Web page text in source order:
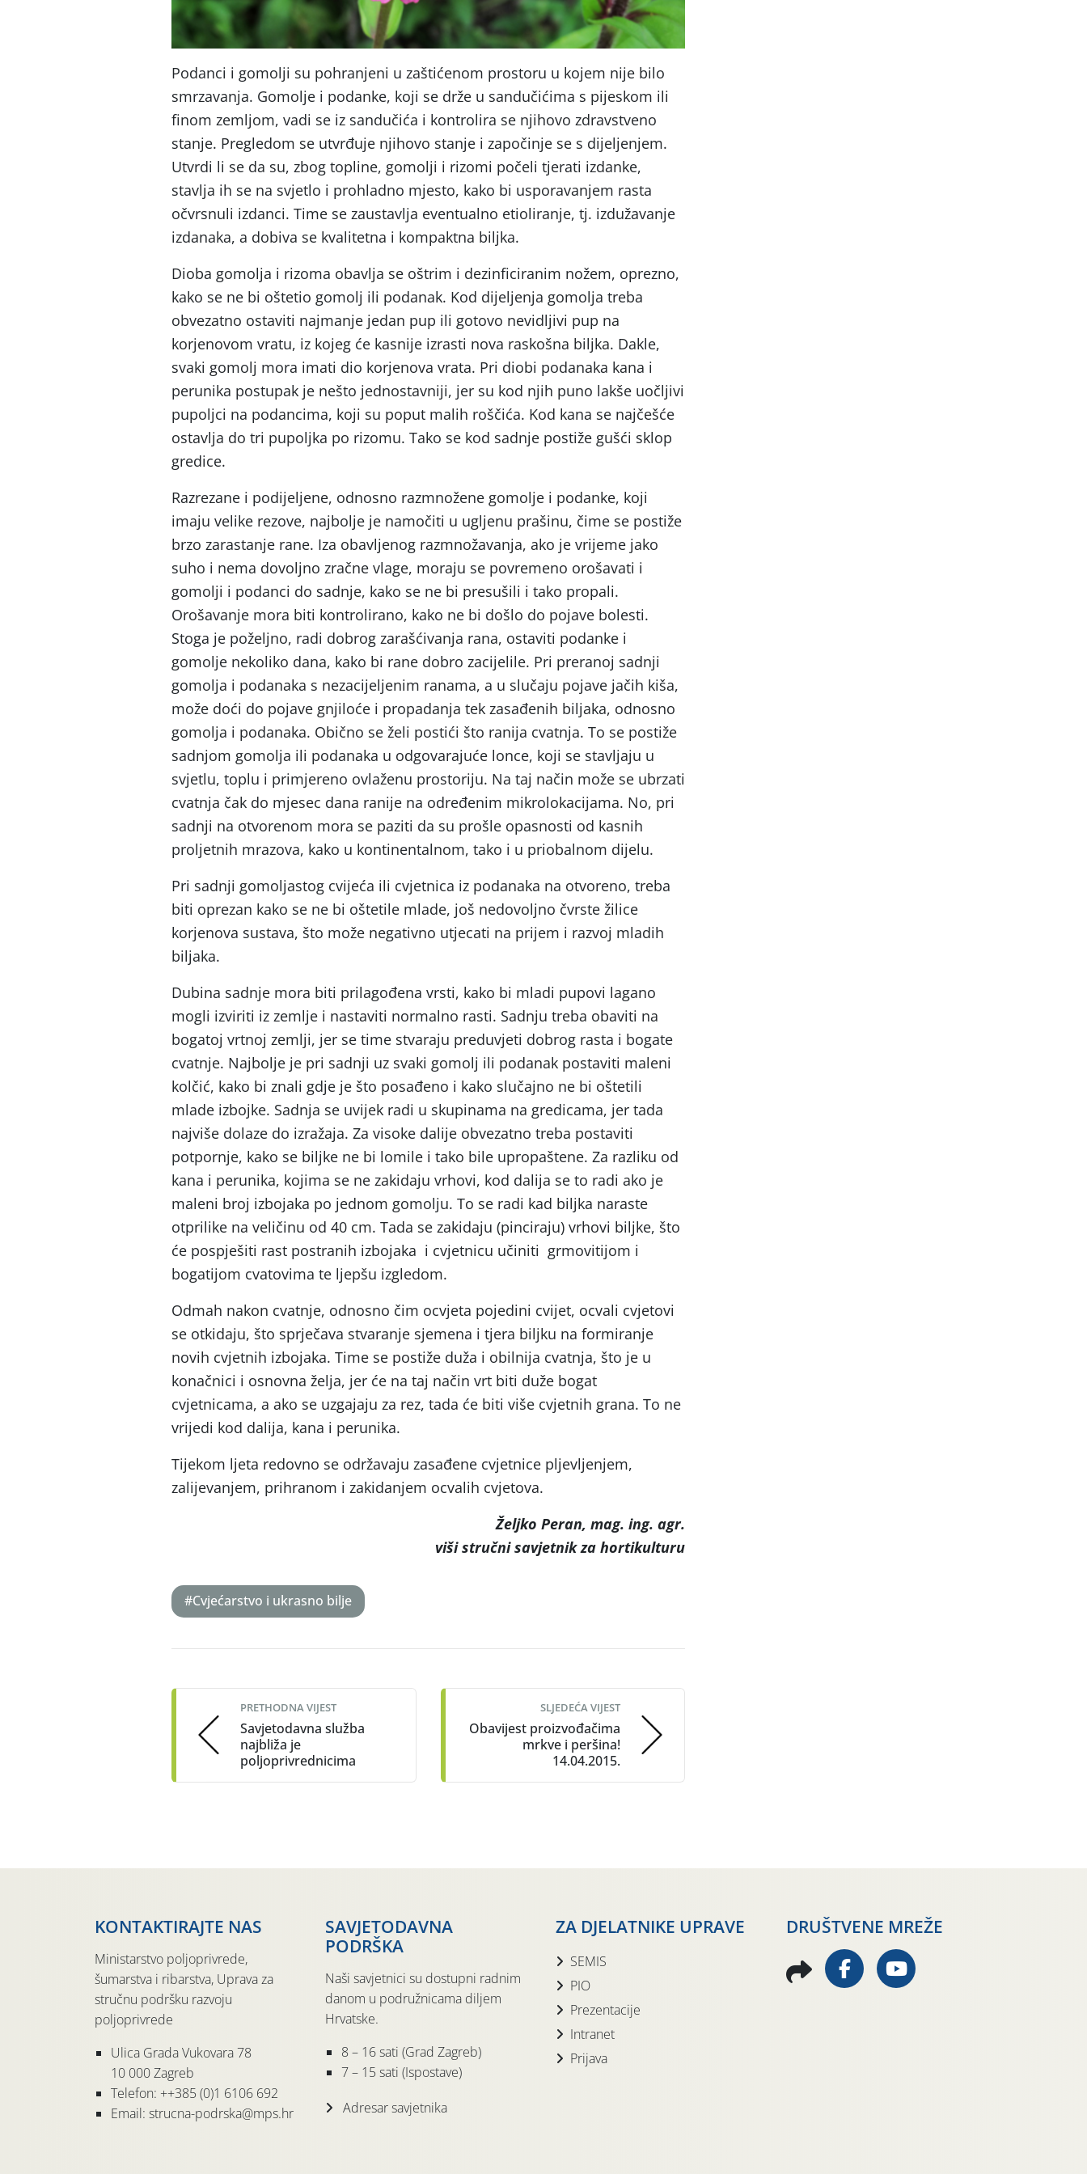
Podanci i gomolji su pohranjeni u zaštićenom prostoru u kojem nije bilo
smrzavanja. Gomolje i podanke, koji se drže u sandučićima s pijeskom ili
finom zemljom, vadi se iz sandučića i kontrolira se njihovo zdravstveno
stanje. Pregledom se utvrđuje njihovo stanje i započinje se s dijeljenjem.
Utvrdi li se da su, zbog topline, gomolji i rizomi počeli tjerati izdanke,
stavlja ih se na svjetlo i prohladno mjesto, kako bi usporavanjem rasta
očvrsnuli izdanci. Time se zaustavlja eventualno etioliranje, tj. izdužavanje
izdanaka, a dobiva se kvalitetna i kompaktna biljka.
Dioba gomolja i rizoma obavlja se oštrim i dezinficiranim nožem, oprezno,
kako se ne bi oštetio gomolj ili podanak. Kod dijeljenja gomolja treba
obvezatno ostaviti najmanje jedan pup ili gotovo nevidljivi pup na
korjenovom vratu, iz kojeg će kasnije izrasti nova raskošna biljka. Dakle,
svaki gomolj mora imati dio korjenova vrata. Pri diobi podanaka kana i
perunika postupak je nešto jednostavniji, jer su kod njih puno lakše uočljivi
pupoljci na podancima, koji su poput malih roščića. Kod kana se najčešće
ostavlja do tri pupoljka po rizomu. Tako se kod sadnje postiže gušći sklop
gredice.
Razrezane i podijeljene, odnosno razmnožene gomolje i podanke, koji
imaju velike rezove, najbolje je namočiti u ugljenu prašinu, čime se postiže
brzo zarastanje rane. Iza obavljenog razmnožavanja, ako je vrijeme jako
suho i nema dovoljno zračne vlage, moraju se povremeno orošavati i
gomolji i podanci do sadnje, kako se ne bi presušili i tako propali.
Orošavanje mora biti kontrolirano, kako ne bi došlo do pojave bolesti.
Stoga je poželjno, radi dobrog zarašćivanja rana, ostaviti podanke i
gomolje nekoliko dana, kako bi rane dobro zacijelile. Pri preranoj sadnji
gomolja i podanaka s nezacijeljenim ranama, a u slučaju pojave jačih kiša,
može doći do pojave gnjiloće i propadanja tek zasađenih biljaka, odnosno
gomolja i podanaka. Obično se želi postići što ranija cvatnja. To se postiže
sadnjom gomolja ili podanaka u odgovarajuće lonce, koji se stavljaju u
svjetlu, toplu i primjereno ovlaženu prostoriju. Na taj način može se ubrzati
cvatnja čak do mjesec dana ranije na određenim mikrolokacijama. No, pri
sadnji na otvorenom mora se paziti da su prošle opasnosti od kasnih
proljetnih mrazova, kako u kontinentalnom, tako i u priobalnom dijelu.
Pri sadnji gomoljastog cvijeća ili cvjetnica iz podanaka na otvoreno, treba
biti oprezan kako se ne bi oštetile mlade, još nedovoljno čvrste žilice
korjenova sustava, što može negativno utjecati na prijem i razvoj mladih
biljaka.
Dubina sadnje mora biti prilagođena vrsti, kako bi mladi pupovi lagano
mogli izviriti iz zemlje i nastaviti normalno rasti. Sadnju treba obaviti na
bogatoj vrtnoj zemlji, jer se time stvaraju preduvjeti dobrog rasta i bogate
cvatnje. Najbolje je pri sadnji uz svaki gomolj ili podanak postaviti maleni
kolčić, kako bi znali gdje je što posađeno i kako slučajno ne bi oštetili
mlade izbojke. Sadnja se uvijek radi u skupinama na gredicama, jer tada
najviše dolaze do izražaja. Za visoke dalije obvezatno treba postaviti
potpornje, kako se biljke ne bi lomile i tako bile upropaštene. Za razliku od
kana i perunika, kojima se ne zakidaju vrhovi, kod dalija se to radi ako je
maleni broj izbojaka po jednom gomolju. To se radi kad biljka naraste
otprilike na veličinu od 40 cm. Tada se zakidaju (pinciraju) vrhovi biljke, što
će pospješiti rast postranih izbojaka i cvjetnicu učiniti grmovitijom i
bogatijom cvatovima te ljepšu izgledom.
Odmah nakon cvatnje, odnosno čim ocvjeta pojedini cvijet, ocvali cvjetovi
se otkidaju, što sprječava stvaranje sjemena i tjera biljku na formiranje
novih cvjetnih izbojaka. Time se postiže duža i obilnija cvatnja, što je u
konačnici i osnovna želja, jer će na taj način vrt biti duže bogat
cvjetnicama, a ako se uzgajaju za rez, tada će biti više cvjetnih grana. To ne
vrijedi kod dalija, kana i perunika.
Tijekom ljeta redovno se održavaju zasađene cvjetnice pljevljenjem,
zalijevanjem, prihranom i zakidanjem ocvalih cvjetova.
Željko Peran, mag. ing. agr.
viši stručni savjetnik za hortikulturu
#Cvjećarstvo i ukrasno bilje
navigation
PRETHODNA VIJEST
Savjetodavna služba
najbliža je
poljoprivrednicima
SLJEDEĆA VIJEST
Obavijest proizvođačima
mrkve i peršina!
14.04.2015.
KONTAKTIRAJTE NAS
Ministarstvo poljoprivrede,
šumarstva i ribarstva, Uprava za
stručnu podršku razvoju
poljoprivrede
Ulica Grada Vukovara 78
10 000 Zagreb
Telefon: ++385 (0)1 6106 692
Email: strucna-podrska@mps.hr
SAVJETODAVNA
PODRŠKA
Naši savjetnici su dostupni radnim
danom u podružnicama diljem
Hrvatske.
8 – 16 sati (Grad Zagreb)
7 – 15 sati (Ispostave)
Adresar savjetnika
ZA DJELATNIKE UPRAVE
SEMIS
PIO
Prezentacije
Intranet
Prijava
DRUŠTVENE MREŽE